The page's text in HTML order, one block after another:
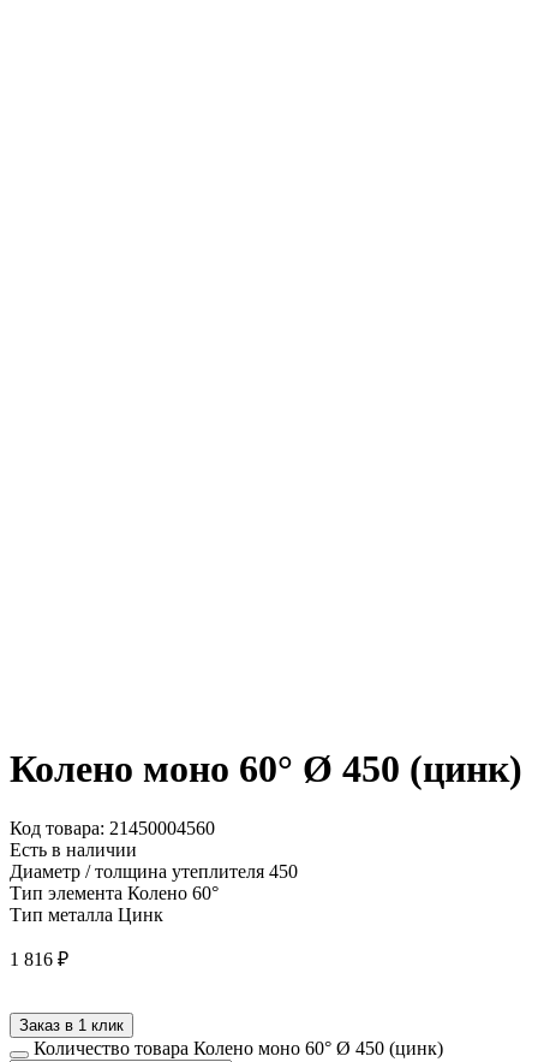
Колено моно 60° Ø 450 (цинк)
Код товара: 21450004560
Есть в наличии
Диаметр / толщина утеплителя 450
Тип элемента Колено 60°
Тип металла Цинк
1 816 ₽
Заказ в 1 клик
Количество товара Колено моно 60° Ø 450 (цинк)